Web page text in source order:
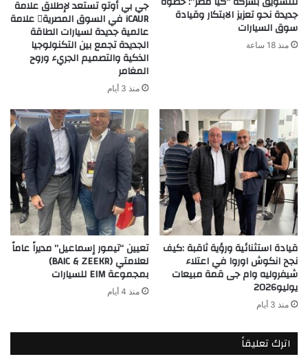
جديدة نحو تعزيز الابتكار وقيادة
سوق السيارات
منذ 18 ساعة
جي بي أوتو تستعد لإطلاق علامة
iCAUR في السوق المصرية علامة
عالمية جديدة لسيارات الطاقة
الجديدة تجمع بين التكنولوجيا
الذكية والتصميم الجريء وروح
المغامر
منذ 3 أيام
قيادة استثنائية ورؤية ثاقبة :كيف
نجح انكوش اوروا في اعتلاء
شيفروليه وام جى قمة مبيعات
يوليو2026
منذ 3 أيام
تعيين “تيمور إسماعيل” مديراً عاماً
لعلامتي (BAIC & ZEEKR)
بمجموعة EIM للسيارات
منذ 4 أيام
اترك تعليقاً